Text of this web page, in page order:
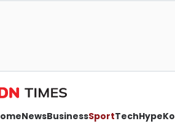
NewsBusinessSportTechHype